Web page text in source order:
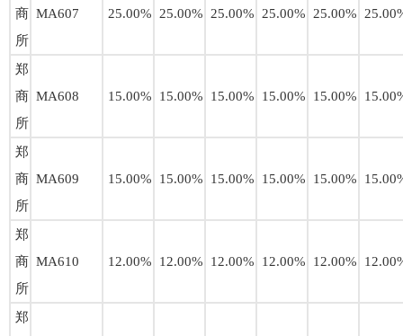
商
所
MA607 25.00% 25.00% 25.00% 25.00% 25.00%
郑
商
所
MA608 15.00% 15.00% 15.00% 15.00% 15.00%
郑
商
所
MA609 15.00% 15.00% 15.00% 15.00% 15.00%
郑
商
所
MA610 12.00% 12.00% 12.00% 12.00% 12.00%
郑